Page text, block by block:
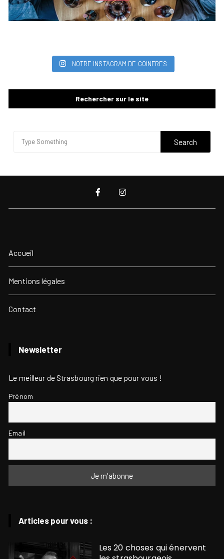
NOTRE INSTAGRAM DE GOINFRES
Rechercher sur le site
Accueil
Mentions légales
Contact
Newsletter
Le meilleur de Strasbourg rien que pour vous !
Prénom
Email
Articles pour vous :
Les 20 choses qui énervent